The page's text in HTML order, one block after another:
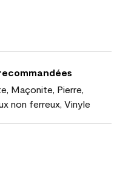
Maçonite, Pierre,
non ferreux, Vinyle